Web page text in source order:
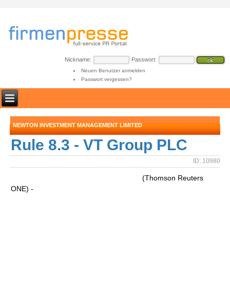
Nickname: Passwort:
Neuen Benutzer anmelden
Passwort vergessen?
NEWTON INVESTMENT MANAGEMENT LIMITED
Rule 8.3 - VT Group PLC
ID: 10980
(Thomson Reuters
ONE) -